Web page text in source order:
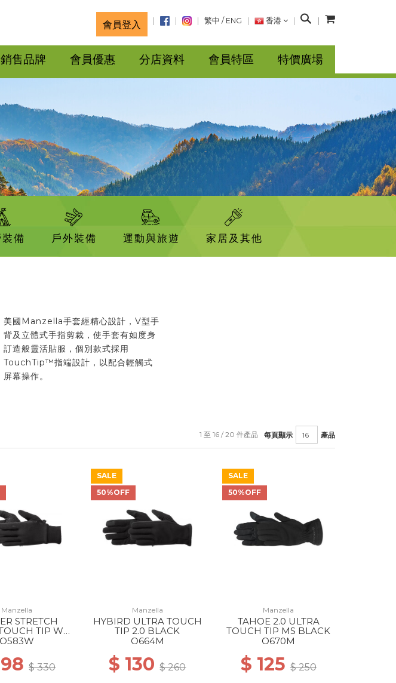
會員登入 繁中 / ENG 香港
搜
銷售品牌 會員優惠 分店資料 會員特區 特價廣場
備 戶外裝備 運動與旅遊 家居及其他
美國Manzella手套經精心設計，V型手
背及立體式手指剪裁，使手套有如度身
訂造般靈活貼服，個別款式採用
TouchTip™指端設計，以配合輕觸式
屏幕操作。
每頁顯示 產品
1 至 16 / 20 件產品
Manzella
STRETCH
TIP WS
JET
O583W
$ 330
SALE
50%OFF
Manzella
HYBIRD ULTRA TOUCH
TIP 2.0 BLACK
O664M
$ 130$ 260
SALE
50%OFF
Manzella
TAHOE 2.0 ULTRA
TOUCH TIP MS BLACK
O670M
$ 125 $ 250